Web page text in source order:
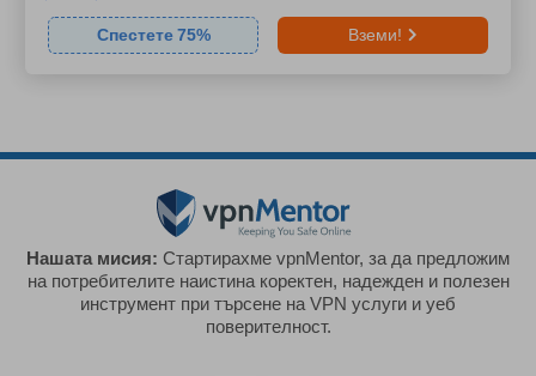
Спестете 75% Вземи!
Нашата мисия: Стартирахме vpnMentor, за да предложим
на потребителите наистина коректен, надежден и полезен
инструмент при търсене на VPN услуги и уеб
поверителност.